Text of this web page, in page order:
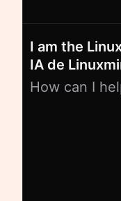
I am the
IA de
How can I